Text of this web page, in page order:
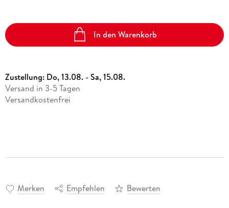
In den Warenkorb
Zustellung: Do, 13.08. - Sa, 15.08.
Versand in 3-5 Tagen
Versandkostenfrei
Merken Empfehlen Bewerten